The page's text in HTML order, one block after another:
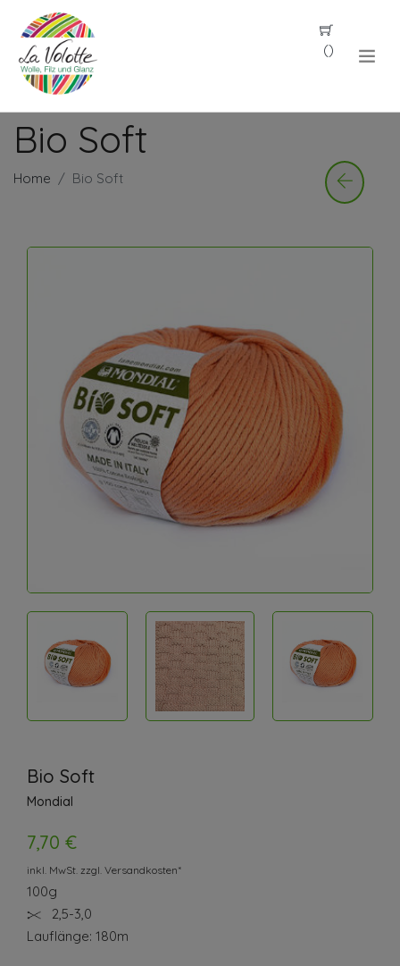
()
Bio Soft
Home Bio Soft
Bio Soft
Mondial
7,70 €
inkl. MwSt. zzgl. Versandkosten*
100g
2,5-3,0
Lauflänge: 180m